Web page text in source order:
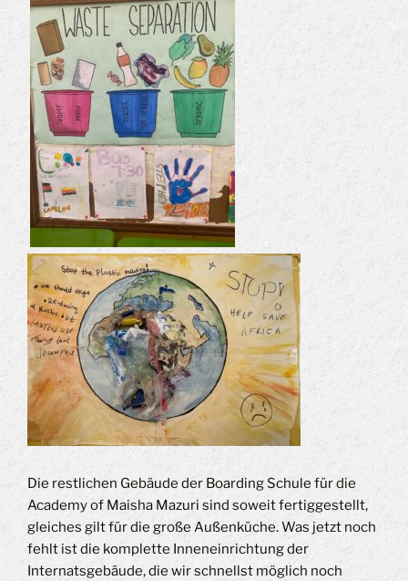
Die restlichen Gebäude der Boarding Schule für die
Academy of Maisha Mazuri sind soweit fertiggestellt,
gleiches gilt für die große Außenküche. Was jetzt noch
fehlt ist die komplette Inneneinrichtung der
Internatsgebäude, die wir schnellst möglich noch